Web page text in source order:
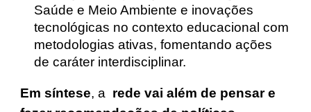
Saúde e Meio Ambiente e inovações
tecnológicas no contexto educacional com
metodologias ativas, fomentando ações
de caráter interdisciplinar.
Em síntese, a rede vai além de pensar e